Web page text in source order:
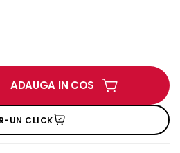
ADAUGA IN COS
UN CLICK